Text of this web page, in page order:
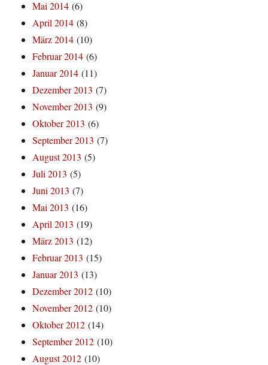
Mai 2014 (6)
April 2014 (8)
März 2014 (10)
Februar 2014 (6)
Januar 2014 (11)
Dezember 2013 (7)
November 2013 (9)
Oktober 2013 (6)
September 2013 (7)
August 2013 (5)
Juli 2013 (5)
Juni 2013 (7)
Mai 2013 (16)
April 2013 (19)
März 2013 (12)
Februar 2013 (15)
Januar 2013 (13)
Dezember 2012 (10)
November 2012 (10)
Oktober 2012 (14)
September 2012 (10)
August 2012 (10)